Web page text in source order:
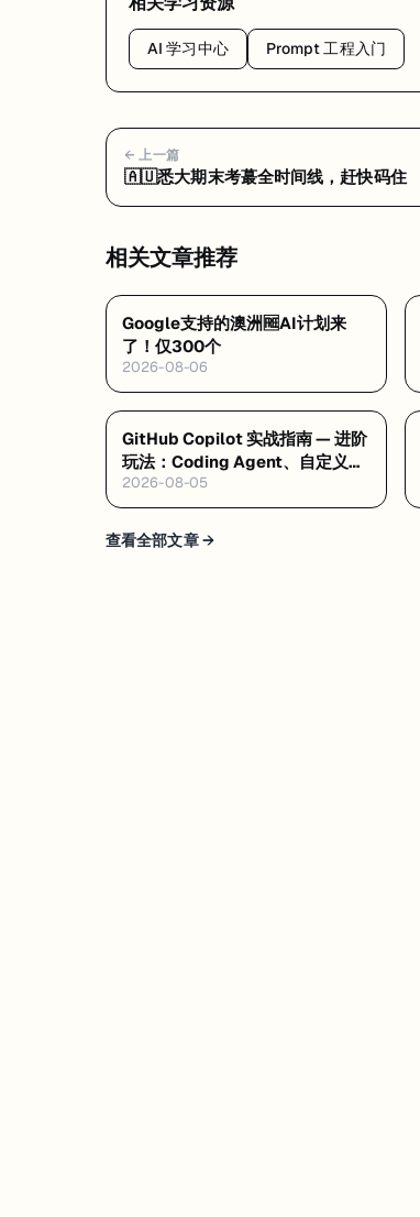
AI 学习中心 Prompt 工程入门
← 上一篇
🇦🇺悉大期末考蕞全时间线，赶快码住
相关文章推荐
Google支持的澳洲🆓AI计划来
了！仅300个
2026-08-06
GitHub Copilot 实战指南 — 进阶
玩法：Coding Agent、自定义指
令与 MCP
2026-08-05
查看全部文章 →